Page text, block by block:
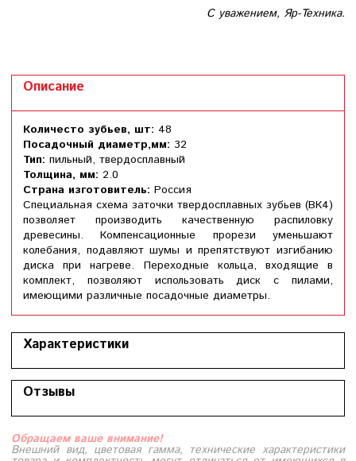
С уважением, Яр-Техника.
Описание
Количесто зубьев, шт: 48
Посадочный диаметр,мм: 32
Тип: пильный, твердосплавный
Толщина, мм: 2.0
Страна изготовитель: Россия
Специальная схема заточки твердосплавных зубьев (ВК4)
позволяет производить качественную распиловку
древесины. Компенсационные прорези уменьшают
колебания, подавляют шумы и препятствуют изгибанию
диска при нагреве. Переходные кольца, входящие в
комплект, позволяют использовать диск с пилами,
имеющими различные посадочные диаметры.
Характеристики
Отзывы
Обращаем ваше внимание!
Внешний вид, цветовая гамма, технические характеристики